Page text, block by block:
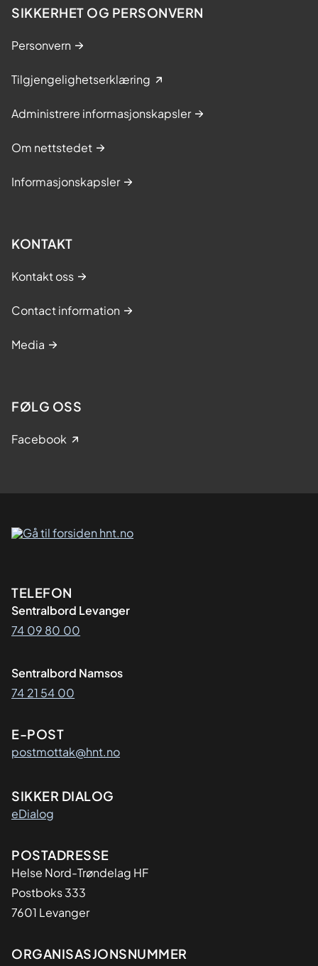
SIKKERHET OG PERSONVERN
Personvern
Tilgjengelighetserklæring
Administrere informasjonskapsler
Om nettstedet
Informasjonskapsler
KONTAKT
Kontakt oss
Contact information
Media
FØLG OSS
Facebook
Kontaktinformasjon
TELEFON
Sentralbord Levanger
74 09 80 00
Sentralbord Namsos
74 21 54 00
E-POST
postmottak@hnt.no
SIKKER DIALOG
eDialog
Adresse
POSTADRESSE
Helse Nord-Trøndelag HF
Postboks 333
7601 Levanger
Organisasjon
ORGANISASJONSNUMMER